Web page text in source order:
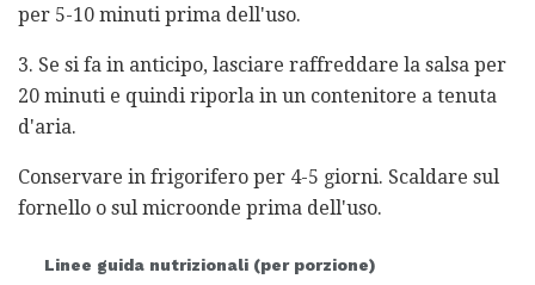
per 5-10 minuti prima dell'uso.
3. Se si fa in anticipo, lasciare raffreddare la salsa per
20 minuti e quindi riporla in un contenitore a tenuta
d'aria.
Conservare in frigorifero per 4-5 giorni. Scaldare sul
fornello o sul microonde prima dell'uso.
Linee guida nutrizionali (per porzione)